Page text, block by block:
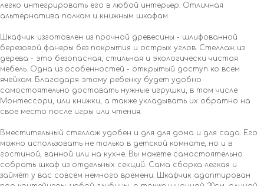
легко интегрировать его в любой интерьер. Отличная
альтернатива полкам и книжным шкафам.
Шкафчик изготовлен из прочной древесины - шлифованной
березовой фанеры без покрытия и острых углов. Стеллаж из
дерева - это безопасная, стильная и экологически чистая
мебель. Одна из особенностей - открытый доступ ко всем
ячейкам. Благодаря этому ребенку будет удобно
самостоятельно доставать нужные игрушки, в том числе
Монтессори, или книжки, а также укладывать их обратно на
свое место после игры или чтения.
Вместительный стеллаж удобен и для для дома и для сада. Его
можно использовать не только в детской комнате, но и в
гостиной, ванной или на кухне. Вы можете самостоятельно
собрать шкаф из отдельных секций. Сама сборка легкая и
займёт у вас совсем немного времени. Шкафчик адаптирован